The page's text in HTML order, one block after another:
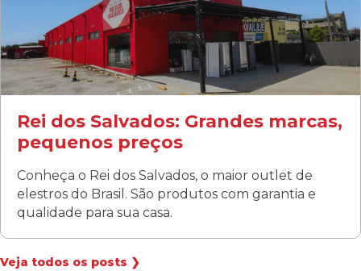
Segunda a sábado: 09h00 às 19h00
Domingo: FECHADA
ÚLTIMOS DIAS DE LIQUIDAÇÃO!
(41) 3411-1754
(41) 99249-4620
Rei dos Salvados: Grandes marcas,
pequenos preços
Conheça o Rei dos Salvados, o maior outlet de
elestros do Brasil. São produtos com garantia e
qualidade para sua casa.
Veja todos os posts ❯